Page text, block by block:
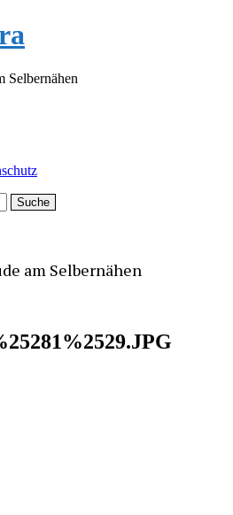
Selbernähen
am Selbernähen